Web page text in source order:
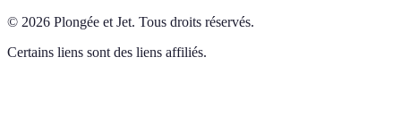
© 2026 Plongée et Jet. Tous droits réservés.
Certains liens sont des liens affiliés.